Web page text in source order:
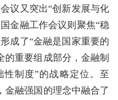
议又突出“创新发展与化
金融工作会议则聚焦“稳
成了“金融是国家重要的
的重要组成部分，金融制
制度”的战略定位。至
金融强国的理念中融合了